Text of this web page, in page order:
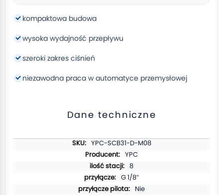
kompaktowa budowa
wysoka wydajność przepływu
szeroki zakres ciśnień
niezawodna praca w automatyce przemysłowej
Dane techniczne
YPC-SCB31-D-M08
YPC
8
G 1/8″
Nie